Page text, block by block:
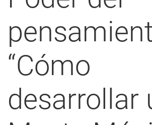
“Cómo
desarrollar